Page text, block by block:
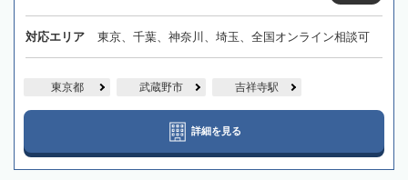
対応エリア 東京、千葉、神奈川、埼玉、全国オンライン相談可
東京都 武蔵野市 吉祥寺駅
詳細を見る